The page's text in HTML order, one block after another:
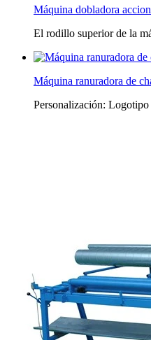
Máquina dobladora
El rodillo superior de la
Máquina ranuradora de
Personalización: